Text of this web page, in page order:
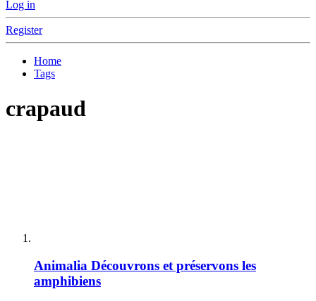
Log in
Register
Home
Tags
crapaud
Animalia Découvrons et préservons les
amphibiens